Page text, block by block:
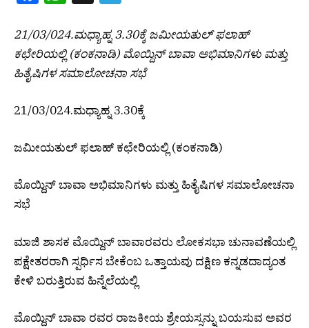
21/03/024.ಮಧ್ಯಾಹ್ನ 3.30ಕ್ಕೆ ಜಮೀಯತುಲ್ ಫಲಾಹ್
ಕಛೇರಿಯಲ್ಲಿ (ಕಂಕನಾಡಿ) ಮೊಯ್ದಿನ್ ಬಾವಾ ಅಭಿಮಾನಿಗಳು ಮತ್ತು
ಹಿತೈಷಿಗಳ ಸಮಾಲೋಚನಾ ಸಭೆ
21/03/024.ಮಧ್ಯಾಹ್ನ 3.30ಕ್ಕೆ
ಜಮೀಯತುಲ್ ಫಲಾಹ್ ಕಛೇರಿಯಲ್ಲಿ (ಕಂಕನಾಡಿ)
ಮೊಯ್ದಿನ್ ಬಾವಾ ಅಭಿಮಾನಿಗಳು ಮತ್ತು ಹಿತೈಷಿಗಳ ಸಮಾಲೋಚನಾ
ಸಭೆ
ಮಾಜಿ ಶಾಸಕ ಮೊಯ್ದಿನ್ ಬಾವಾರವರು ಲೋಕಸಭಾ ಚುನಾವಣೆಯಲ್ಲಿ
ಪಕ್ಷೇತರರಾಗಿ ಸ್ಪರ್ಧಿಸ ಬೇಕೆಂಬ ಒತ್ತಾಯವು ದಕ್ಷಿಣ ಕನ್ನಡದಾದ್ಯಂತ
ಕೇಳಿ ಬರುತ್ತಿರುವ ಹಿನ್ನೆಲೆಯಲ್ಲಿ
ಮೊಯ್ದಿನ್ ಬಾವಾ ರವರ ರಾಜಕೀಯ ಶ್ರೇಯಸ್ಸನ್ನು ಬಯಸುವ ಅವರ